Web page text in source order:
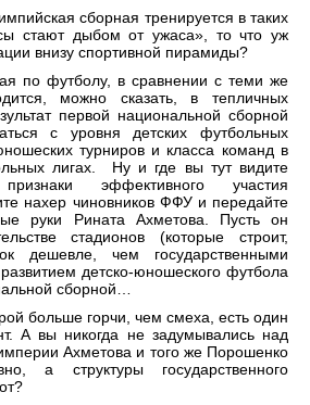
сборная тренируется в таких
стают дыбом от ужаса», то что уж
внизу спортивной пирамиды?
по футболу, в сравнении с теми же
можно сказать, в тепличных
первой национальной сборной
с уровня детских футбольных
турниров и класса команд в
лигах. Ну и где вы тут видите
эффективного участия
нахер чиновников ФФУ и передайте
руки Рината Ахметова. Пусть он
стадионов (которые строит,
дешевле, чем государственными
детско-юношеского футбола
сборной…
больше горчи, чем смеха, есть один
А вы никогда не задумывались над
Ахметова и того же Порошенко
а структуры государственного